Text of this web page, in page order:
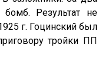
Результат не
г. Гоцинский был
тройки ПП